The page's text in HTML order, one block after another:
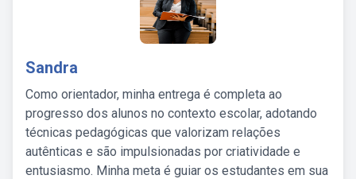
Sandra
Como orientador, minha entrega é completa ao
progresso dos alunos no contexto escolar, adotando
técnicas pedagógicas que valorizam relações
autênticas e são impulsionadas por criatividade e
entusiasmo. Minha meta é guiar os estudantes em sua